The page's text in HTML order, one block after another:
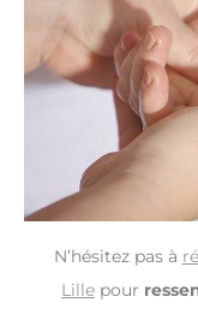
N’hésitez pas à
Lille pour